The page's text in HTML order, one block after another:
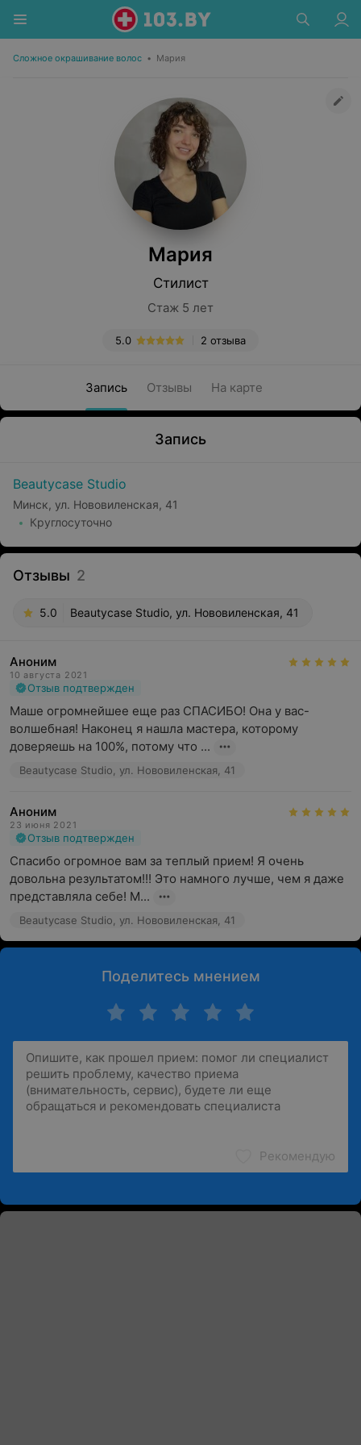
Сложное окрашивание волос • Мария
Мария
Стилист
Стаж 5 лет
2 отзыва
5.0
Запись Отзывы На карте
Запись
Beautycase Studio
Минск, ул. Нововиленская, 41
Круглосуточно
Отзывы 2
5.0 Beautycase Studio, ул. Нововиленская, 41
Аноним
10 августа 2021
Отзыв подтвержден
Маше огромнейшее еще раз СПАСИБО! Она у вас-
волшебная! Наконец я нашла мастера, которому
доверяешь на 100%, потому что ...
Beautycase Studio, ул. Нововиленская, 41
Аноним
23 июня 2021
Отзыв подтвержден
Спасибо огромное вам за теплый прием! Я очень
довольна результатом!!! Это намного лучше, чем я даже
представляла себе! М...
Beautycase Studio, ул. Нововиленская, 41
Поделитесь мнением
Рекомендую